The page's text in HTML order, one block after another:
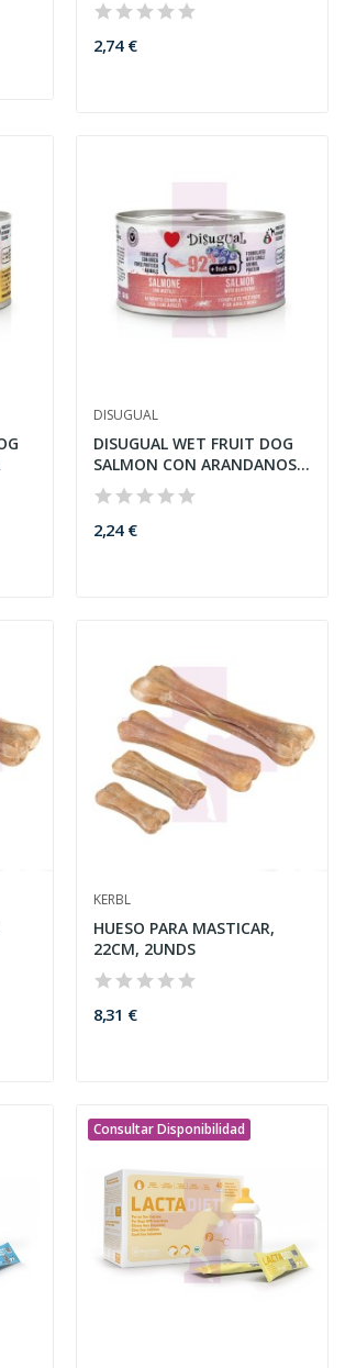
2,74 €
DISUGUAL
DISUGUAL WET FRUIT DOG
SALMON CON ARANDANOS,
150GR
2,24 €
KERBL
HUESO PARA MASTICAR,
22CM, 2UNDS
8,31 €
Consultar Disponibilidad